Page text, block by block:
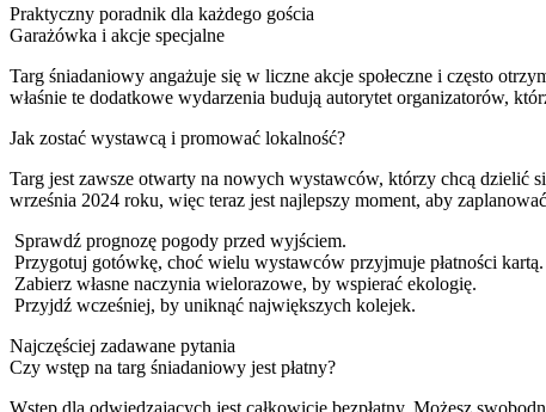
Praktyczny poradnik dla każdego gościa
Garażówka i akcje specjalne
Targ śniadaniowy angażuje się w liczne akcje społeczne i często
właśnie te dodatkowe wydarzenia budują autorytet organizatorów,
Jak zostać wystawcą i promować lokalność?
Targ jest zawsze otwarty na nowych wystawców, którzy chcą dzielić
września 2024 roku, więc teraz jest najlepszy moment, aby
Sprawdź prognozę pogody przed wyjściem.
Przygotuj gotówkę, choć wielu wystawców przyjmuje płatności kartą.
Zabierz własne naczynia wielorazowe, by wspierać ekologię.
Przyjdź wcześniej, by uniknąć największych kolejek.
Najczęściej zadawane pytania
Czy wstęp na targ śniadaniowy jest płatny?
Wstęp dla odwiedzających jest całkowicie bezpłatny. Możesz